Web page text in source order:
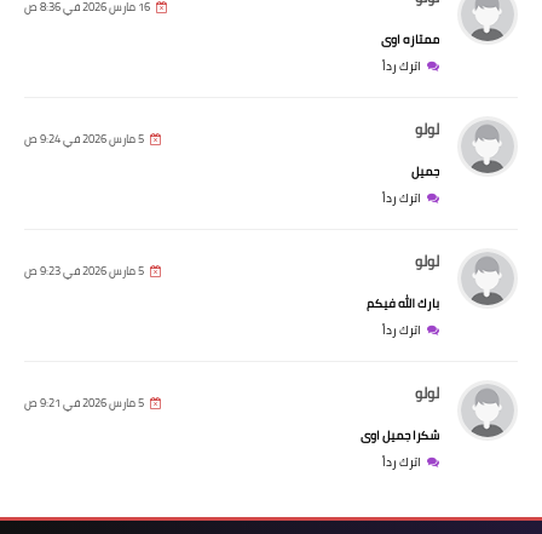
16 مارس 2026 في 8:36 ص
ممتازه اوى
اترك رداً
لولو 5 مارس 2026 في 9:24 ص
جميل
اترك رداً
لولو 5 مارس 2026 في 9:23 ص
بارك الله فيكم
اترك رداً
لولو 5 مارس 2026 في 9:21 ص
شكرا جميل اوى
اترك رداً